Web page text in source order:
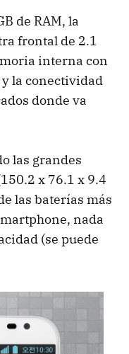
de RAM, la
frontal de 2.1
interna con
la conectividad
donde va
las grandes
x 76.1 x 9.4
las baterías más
nada
(se puede